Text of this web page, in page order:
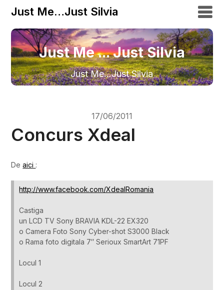
Just Me…Just Silvia
Just Me ... Just Silvia
Just Me…Just Silvia
17/06/2011
Concurs Xdeal
Deaici :
http://www.facebook.com/XdealRomania
Castiga
un LCD TV Sony BRAVIA KDL-22 EX320
o Camera Foto Sony Cyber-shot S3000 Black
o Rama foto digitala 7″ Serioux SmartArt 71PF
Locul 1
Locul 2